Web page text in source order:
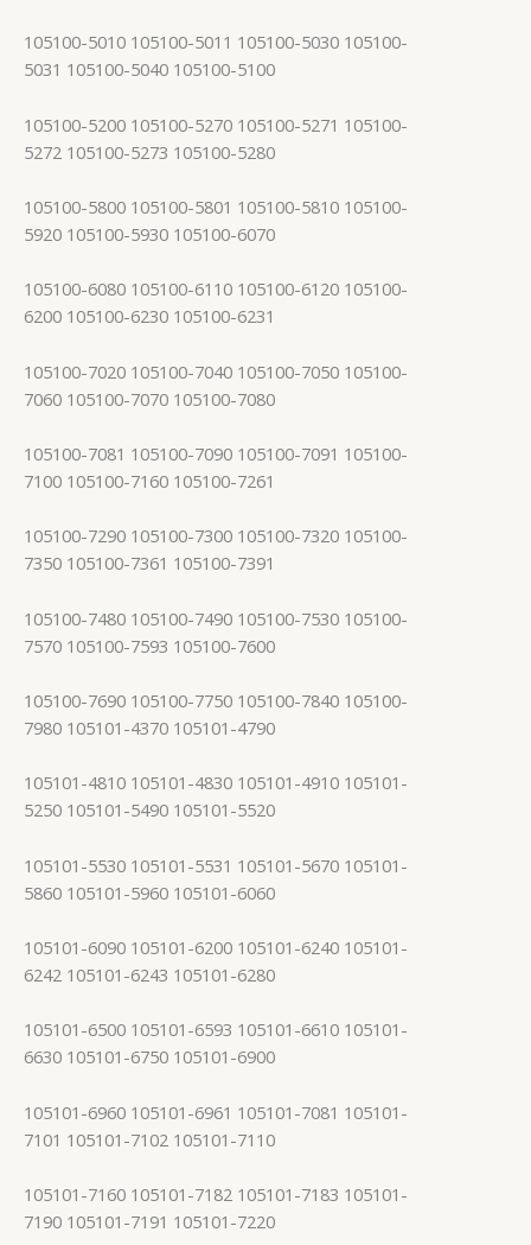
105100-5010 105100-5011 105100-5030 105100-
5031 105100-5040 105100-5100
105100-5200 105100-5270 105100-5271 105100-
5272 105100-5273 105100-5280
105100-5800 105100-5801 105100-5810 105100-
5920 105100-5930 105100-6070
105100-6080 105100-6110 105100-6120 105100-
6200 105100-6230 105100-6231
105100-7020 105100-7040 105100-7050 105100-
7060 105100-7070 105100-7080
105100-7081 105100-7090 105100-7091 105100-
7100 105100-7160 105100-7261
105100-7290 105100-7300 105100-7320 105100-
7350 105100-7361 105100-7391
105100-7480 105100-7490 105100-7530 105100-
7570 105100-7593 105100-7600
105100-7690 105100-7750 105100-7840 105100-
7980 105101-4370 105101-4790
105101-4810 105101-4830 105101-4910 105101-
5250 105101-5490 105101-5520
105101-5530 105101-5531 105101-5670 105101-
5860 105101-5960 105101-6060
105101-6090 105101-6200 105101-6240 105101-
6242 105101-6243 105101-6280
105101-6500 105101-6593 105101-6610 105101-
6630 105101-6750 105101-6900
105101-6960 105101-6961 105101-7081 105101-
7101 105101-7102 105101-7110
105101-7160 105101-7182 105101-7183 105101-
7190 105101-7191 105101-7220